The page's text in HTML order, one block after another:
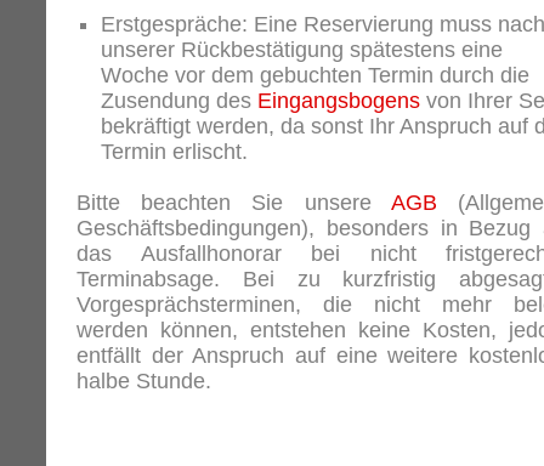
Erstgespräche: Eine Reservierung muss nach
unserer Rückbestätigung spätestens eine
Woche vor dem gebuchten Termin durch die
Zusendung des Eingangsbogens von Ihrer
bekräftigt werden, da sonst Ihr Anspruch auf
Termin erlischt.
Bitte beachten Sie unsere AGB
Geschäftsbedingungen), besonders in Bezug
das Ausfallhonorar bei nicht
Terminabsage. Bei zu kurzfristig
Vorgesprächsterminen, die nicht mehr
werden können, entstehen keine Kosten,
entfällt der Anspruch auf eine weitere
halbe Stunde.